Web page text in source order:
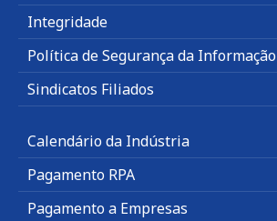
Integridade
Política de Segurança da Informação
Sindicatos Filiados
Calendário da Indústria
Pagamento RPA
Pagamento a Empresas